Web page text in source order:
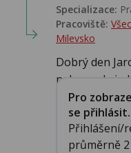
Specializace:
Pracoviště:
Milevsko
Dobrý den
nelze zcela
Pro
se přihlásit.
Přihlášení/
průměrně